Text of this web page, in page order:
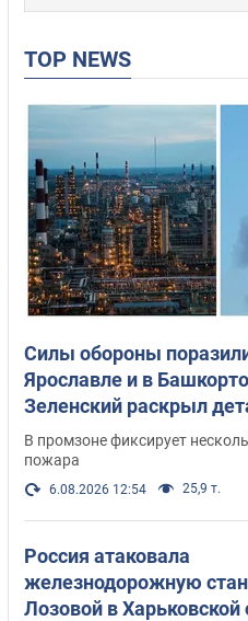
TOP NEWS
Силы обороны
Ярославле и в
Зеленский раскрыл
операции. Фото и видео
В промзоне фиксирует
пожара
6.08.2026 12:54 25,9 т.
Россия атаковала
железнодорожную
Лозовой в Харьковской